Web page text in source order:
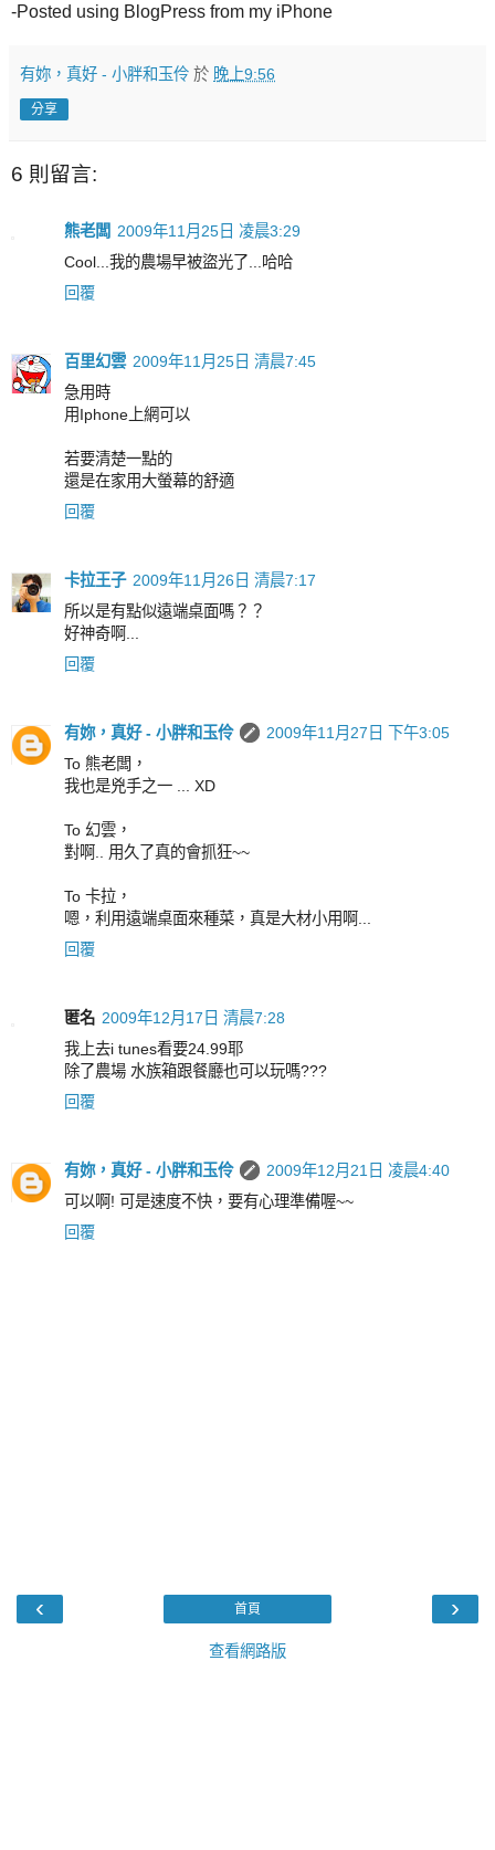
-Posted using BlogPress from my iPhone
有妳，真好 - 小胖和玉伶 於 晚上9:56
分享
6 則留言:
熊老闆 2009年11月25日 凌晨3:29
Cool...我的農場早被盜光了...哈哈
回覆
百里幻雲 2009年11月25日 清晨7:45
急用時
用Iphone上網可以
若要清楚一點的
還是在家用大螢幕的舒適
回覆
卡拉王子 2009年11月26日 清晨7:17
所以是有點似遠端桌面嗎？？
好神奇啊...
回覆
有妳，真好 - 小胖和玉伶
2009年11月27日 下午3:05
To 熊老闆，
我也是兇手之一 ... XD
To 幻雲，
對啊.. 用久了真的會抓狂~~
To 卡拉，
嗯，利用遠端桌面來種菜，真是大材小用啊...
回覆
匿名 2009年12月17日 清晨7:28
我上去i tunes看要24.99耶
除了農場 水族箱跟餐廳也可以玩嗎???
回覆
有妳，真好 - 小胖和玉伶
2009年12月21日 凌晨4:40
可以啊! 可是速度不快，要有心理準備喔~~
回覆
‹ ›
首頁
查看網路版